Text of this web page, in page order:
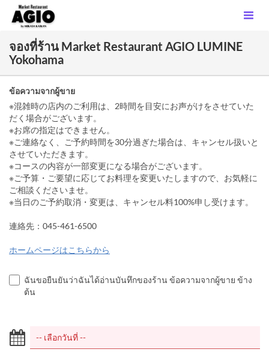
จองที่ร้าน Market Restaurant AGIO LUMINE
Yokohama
ข้อความจากผู้ขาย
※混雑時の店内のご利用は、2時間を目安にお声がけをさせていた
だく場合がございます。
※お席の指定はできません。
※ご連絡なく、ご予約時間を30分過ぎた場合は、キャンセル扱いと
させていただきます。
※コースの内容が一部変更になる場合がございます。
※ご予算・ご要望に応じてお料理を変更いたしますので、お気軽に
ご相談くださいませ。
※当日のご予約取消・変更は、キャンセル料100%申し受けます。
連絡先：045-461-6500
ホームページはこちらから
ฉันขอยืนยันว่าฉันได้อ่านบันทึกของร้าน ข้อความจากผู้ขาย ข้าง
ต้น